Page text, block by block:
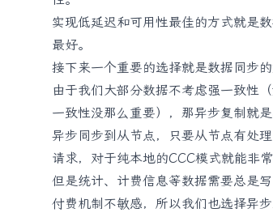
实现低延迟和可用性最佳的方式就是
最好。
接下来一个重要的选择就是数据同步的
由于我们大部分数据不考虑强一致性
一致性没那么重要），那异步复制就
异步同步到从节点，只要从节点有处
请求，对于纯本地的CCC模式就能非常
但是统计、计费信息等数据需要总是
付费机制不敏感，所以我们也选择异步